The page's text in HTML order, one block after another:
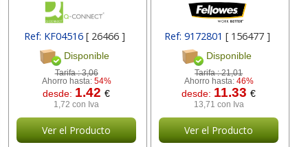
Ref: KF04516 [ 26466 ]
Disponible
Tarifa :3,06
Ahorro hasta: 54%
desde: 1.42€
1,72 con Iva
Ver el Producto
Ref: 9172801 [ 156477 ]
Disponible
Tarifa :21,01
Ahorro hasta: 46%
desde: 11.33€
13,71 con Iva
Ver el Producto